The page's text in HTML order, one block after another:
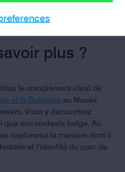
plus ?
le complément idéal de
et la Belgique au Musée
Vous y découvrirez
que son contexte belge. Au
explorerez la manière dont il
et l’identité du parc de